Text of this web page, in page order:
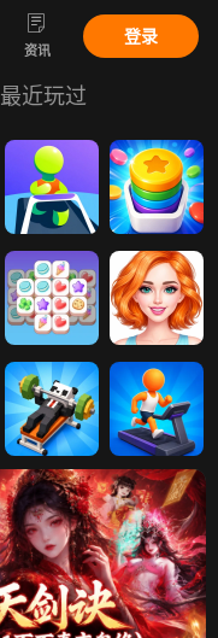
资讯
登录
最近玩过
健身房经理 合成解压馆
咖啡馆瓷砖消
消乐
女孩去健身
游泳健身 健身帝国
我的健身房 帝王霸业